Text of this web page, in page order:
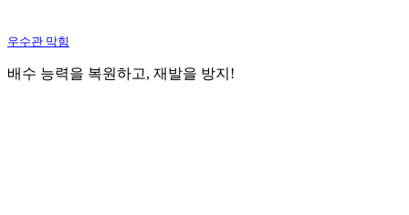
우수관 막힘
배수 능력을 복원하고, 재발을 방지!